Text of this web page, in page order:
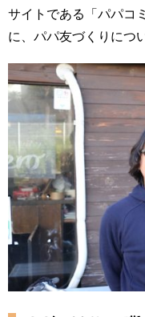
サイトである「パパコ
に、パパ友づくりにつ